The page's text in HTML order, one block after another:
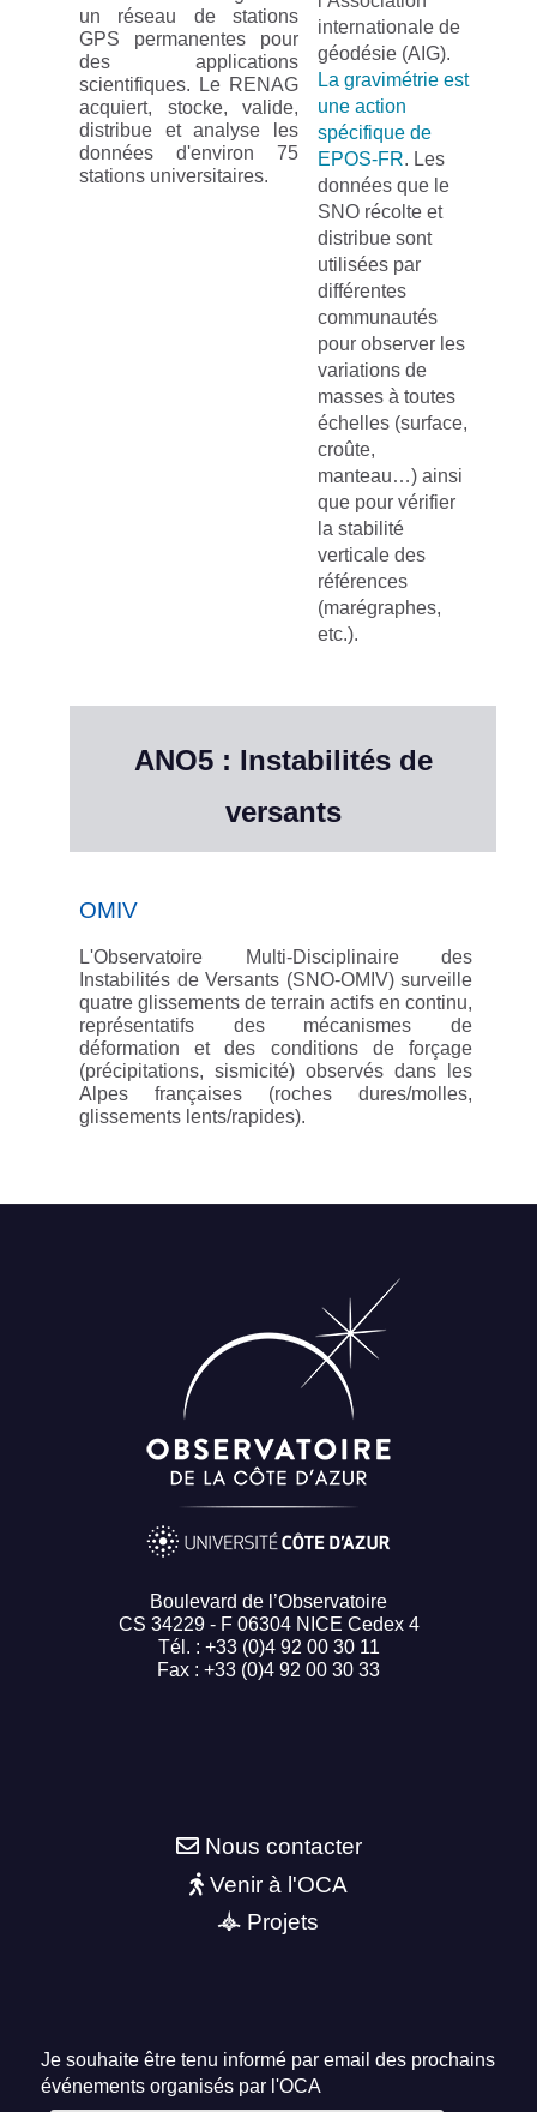
un réseau de stations
GPS permanentes pour
des applications
scientifiques. Le RENAG
acquiert, stocke, valide,
distribue et analyse les
données d'environ 75
stations universitaires.
internationale de
géodésie (AIG).
La gravimétrie est
une action
spécifique de
EPOS-FR. Les
données que le
SNO récolte et
distribue sont
utilisées par
différentes
communautés
pour observer les
variations de
masses à toutes
échelles (surface,
croûte,
manteau…) ainsi
que pour vérifier
la stabilité
verticale des
références
(marégraphes,
etc.).
ANO5 : Instabilités de
versants
OMIV
L'Observatoire Multi-Disciplinaire des
Instabilités de Versants (SNO-OMIV) surveille
quatre glissements de terrain actifs en continu,
représentatifs des mécanismes de
déformation et des conditions de forçage
(précipitations, sismicité) observés dans les
Alpes françaises (roches dures/molles,
glissements lents/rapides).
Boulevard de l’Observatoire
CS 34229 - F 06304 NICE Cedex 4
Tél. : +33 (0)4 92 00 30 11
Fax : +33 (0)4 92 00 30 33
Nous contacter
Venir à l'OCA
Projets
Je souhaite être tenu informé par email des prochains
événements organisés par l'OCA